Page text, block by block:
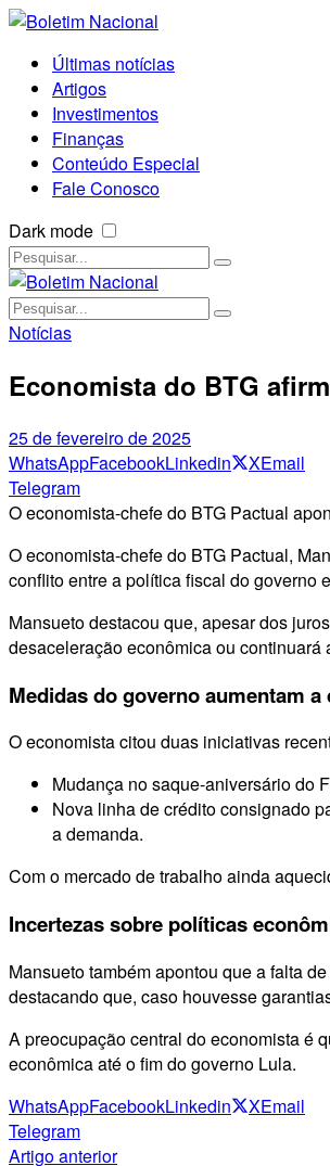
Últimas notícias
Artigos
Investimentos
Finanças
Conteúdo Especial
Fale Conosco
Dark mode
Notícias
Economista do BTG
25 de fevereiro de 2025
WhatsAppFacebookLinkedin XEmail
Telegram
O economista-chefe do BTG Pactual
O economista-chefe do BTG Pactual,
conflito entre a política fiscal do governo
Mansueto destacou que, apesar dos
desaceleração econômica ou
Medidas do governo aumentam a
O economista citou duas iniciativas
Mudança no saque-aniversário do
Nova linha de crédito consignado
a demanda.
Com o mercado de trabalho ainda
Incertezas sobre políticas
Mansueto também apontou que a falta
destacando que, caso houvesse
A preocupação central do economista é
econômica até o fim do governo Lula.
WhatsAppFacebookLinkedin XEmail
Telegram
Artigo anterior